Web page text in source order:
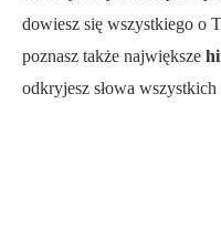
dowiesz się wszystkiego o
poznasz także największe
odkryjesz słowa wszystkich